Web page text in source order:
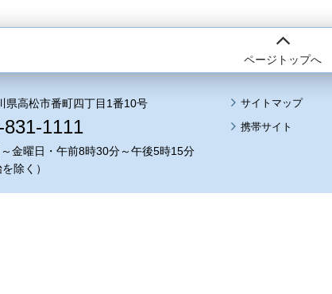
ページトップへ
高松市番町四丁目1番10号
831-1111
金曜日・午前8時30分～午後5時15分
除く）
サイトマップ
携帯サイト